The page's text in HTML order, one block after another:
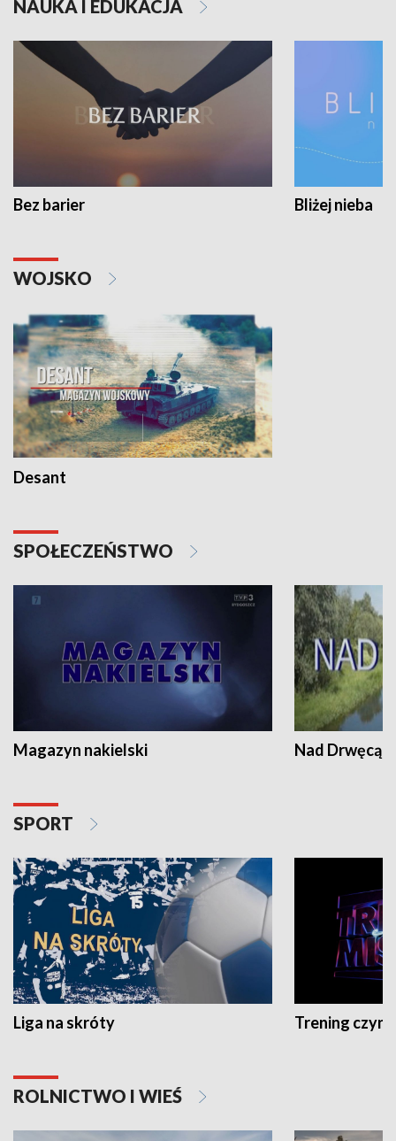
NAUKA I EDUKACJA
Bez barier Bliżej nieba
WOJSKO
Desant
SPOŁECZEŃSTWO
Magazyn nakielski Nad Drwęcą
SPORT
Liga na skróty Trening czyni
ROLNICTWO I WIEŚ